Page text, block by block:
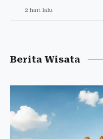
2 hari lalu
Berita Wisata